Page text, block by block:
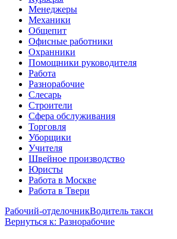
Менеджеры
Механики
Общепит
Офисные работники
Охранники
Помощники руководителя
Работа
Разнорабочие
Слесарь
Строители
Сфера обслуживания
Торговля
Уборщики
Учителя
Швейное производство
Юристы
Работа в Москве
Работа в Твери
Рабочий-отделочникВодитель такси
Вернуться к: Разнорабочие